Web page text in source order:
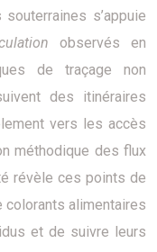
s’appuie
observés en
de traçage non
des itinéraires
vers les accès
méthodique des flux
révèle ces points de
colorants alimentaires
et de suivre leurs